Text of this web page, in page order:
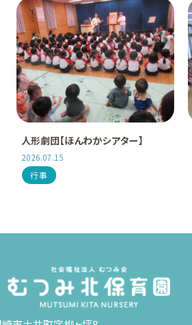
人形劇団【ほんわかシアター】
2026.07.15
行事